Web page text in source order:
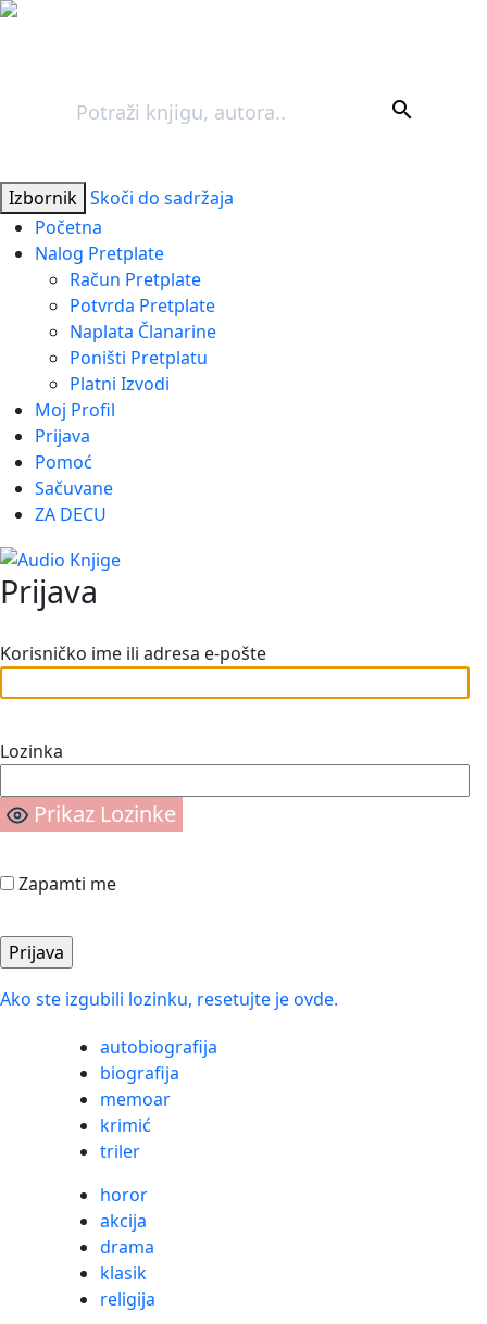
search
Izbornik Skoči do sadržaja
Početna
Nalog Pretplate
Račun Pretplate
Potvrda Pretplate
Naplata Članarine
Poništi Pretplatu
Platni Izvodi
Moj Profil
Prijava
Pomoć
Sačuvane
ZA DECU
Prijava
Korisničko ime ili adresa e-pošte
Lozinka
Prikaz Lozinke
Zapamti me
Ako ste izgubili lozinku, resetujte je ovde.
autobiografija
biografija
memoar
krimić
triler
horor
akcija
drama
klasik
religija